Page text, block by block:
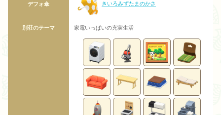
デフォ傘 きいろみずたまのかさ
別荘のテーマ 家電いっぱいの充実生活